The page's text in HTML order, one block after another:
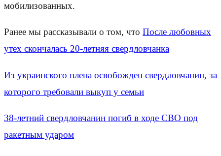
мобилизованных.
Ранее мы рассказывали о том, что После любовных
утех скончалась 20-летняя свердловчанка
Из украинского плена освобожден свердловчанин, за
которого требовали выкуп у семьи
38-летний свердловчанин погиб в ходе СВО под
ракетным ударом